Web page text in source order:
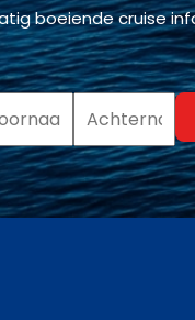
boeiende cruise